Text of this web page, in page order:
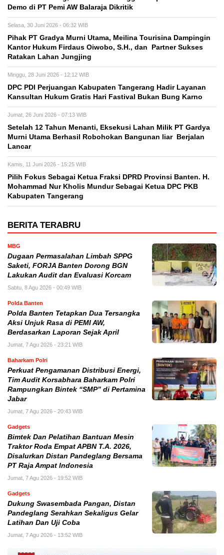
Demo di PT Pemi AW Balaraja Dikritik
Selasa, 30 Juni 2026 - 06:32 WIB
Pihak PT Gradya Murni Utama, Meilina Tourisina Dampingin
Kantor Hukum Firdaus Oiwobo, S.H., dan Partner Sukses
Ratakan Lahan Jungjing
Minggu, 28 Juni 2026 - 12:12 WIB
DPC PDI Perjuangan Kabupaten Tangerang Hadir Layanan
Kansultan Hukum Gratis Hari Fastival Bukan Bung Karno
Jumat, 26 Juni 2026 - 07:13 WIB
Setelah 12 Tahun Menanti, Eksekusi Lahan Milik PT Gardya
Murni Utama Berhasil Robohokan Bangunan liar Berjalan
Lancar
Kamis, 11 Juni 2026 - 15:25 WIB
Pilih Fokus Sebagai Ketua Fraksi DPRD Provinsi Banten. H.
Mohammad Nur Kholis Mundur Sebagai Ketua DPC PKB
Kabupaten Tangerang
BERITA TERABRU
MBG
Dugaan Permasalahan Limbah SPPG
Saketi, FORJA Banten Dorong BGN
Lakukan Audit dan Evaluasi Korcam
Sabtu, 8 Agu 2026 - 00:49 WIB
Polda Banten
Polda Banten Tetapkan Dua Tersangka
Aksi Unjuk Rasa di PEMI AW,
Berdasarkan Laporan Sejak April
Jumat, 7 Agu 2026 - 23:21 WIB
Baharkam Polri
Perkuat Pengamanan Distribusi Energi,
Tim Audit Korsabhara Baharkam Polri
Rampungkan Bintek “SMP” di Pertamina
Jabar
Jumat, 7 Agu 2026 - 20:43 WIB
Gadgets
Bimtek Dan Pelatihan Bantuan Mesin
Traktor Roda Empat APBN T.A. 2026,
Disalurkan Distan Pandeglang Bersama
PT Raja Ampat Indonesia
Jumat, 7 Agu 2026 - 19:52 WIB
Gadgets
Dukung Swasembada Pangan, Distan
Pandeglang Serahkan Sekaligus Gelar
Latihan Dan Uji Coba
Jumat, 7 Agu 2026 - 13:52 WIB